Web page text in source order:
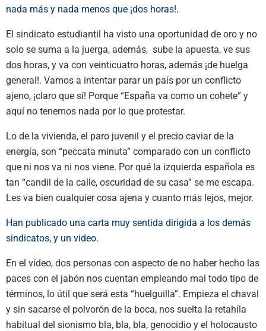
nada más y nada menos que ¡dos horas!.
El sindicato estudiantil ha visto una oportunidad de oro y no
solo se suma a la juerga, además, sube la apuesta, ve sus
dos horas, y va con veinticuatro horas, además ¡de huelga
general!. Vamos a intentar parar un país por un conflicto
ajeno, ¡claro que sí! Porque “España va como un cohete” y
aquí no tenemos nada por lo que protestar.
Lo de la vivienda, el paro juvenil y el precio caviar de la
energía, son “peccata minuta” comparado con un conflicto
que ni nos va ni nos viene. Por qué la izquierda española es
tan “candil de la calle, oscuridad de su casa” se me escapa.
Les va bien cualquier cosa ajena y cuanto más lejos, mejor.
Han publicado una carta muy sentida dirigida a los demás
sindicatos, y un video.
En el vídeo, dos personas con aspecto de no haber hecho las
paces con el jabón nos cuentan empleando mal todo tipo de
términos, lo útil que será esta “huelguilla”. Empieza el chaval
y sin sacarse el polvorón de la boca, nos suelta la retahíla
habitual del sionismo bla, bla, bla, genocidio y el holocausto